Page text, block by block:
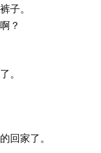
子。
？
。
回家了。